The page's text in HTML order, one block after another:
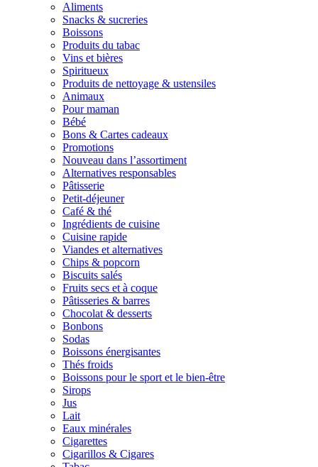
Aliments
Snacks & sucreries
Boissons
Produits du tabac
Vins et bières
Spiritueux
Produits de nettoyage & ustensiles
Animaux
Pour maman
Bébé
Bons & Cartes cadeaux
Promotions
Nouveau dans l’assortiment
Alternatives responsables
Pâtisserie
Petit-déjeuner
Café & thé
Ingrédients de cuisine
Cuisine rapide
Viandes et alternatives
Chips & popcorn
Biscuits salés
Fruits secs et à coque
Pâtisseries & barres
Chocolat & desserts
Bonbons
Sodas
Boissons énergisantes
Thés froids
Boissons pour le sport et le bien-être
Sirops
Jus
Lait
Eaux minérales
Cigarettes
Cigarillos & Cigares